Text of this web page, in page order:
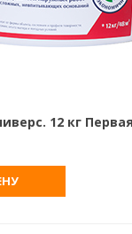
12 кг